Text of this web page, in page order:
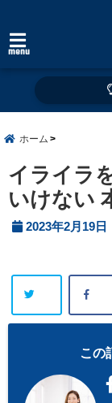
menu
ホーム
イライラ
いけない
2023年2月19日
この